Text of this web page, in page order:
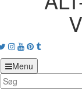
Twitter
Instagram
Youtube
Pinterest
tumblr
Menu